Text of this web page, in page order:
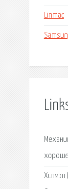
Linmac
Хитмэн